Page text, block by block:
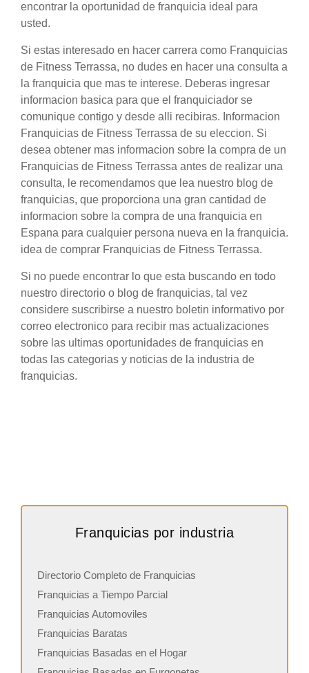
encontrar la oportunidad de franquicia ideal para
usted.
Si estas interesado en hacer carrera como Franquicias
de Fitness Terrassa, no dudes en hacer una consulta a
la franquicia que mas te interese. Deberas ingresar
informacion basica para que el franquiciador se
comunique contigo y desde alli recibiras. Informacion
Franquicias de Fitness Terrassa de su eleccion. Si
desea obtener mas informacion sobre la compra de un
Franquicias de Fitness Terrassa antes de realizar una
consulta, le recomendamos que lea nuestro blog de
franquicias, que proporciona una gran cantidad de
informacion sobre la compra de una franquicia en
Espana para cualquier persona nueva en la franquicia.
idea de comprar Franquicias de Fitness Terrassa.
Si no puede encontrar lo que esta buscando en todo
nuestro directorio o blog de franquicias, tal vez
considere suscribirse a nuestro boletin informativo por
correo electronico para recibir mas actualizaciones
sobre las ultimas oportunidades de franquicias en
todas las categorias y noticias de la industria de
franquicias.
Franquicias por industria
Directorio Completo de Franquicias
Franquicias a Tiempo Parcial
Franquicias Automoviles
Franquicias Baratas
Franquicias Basadas en el Hogar